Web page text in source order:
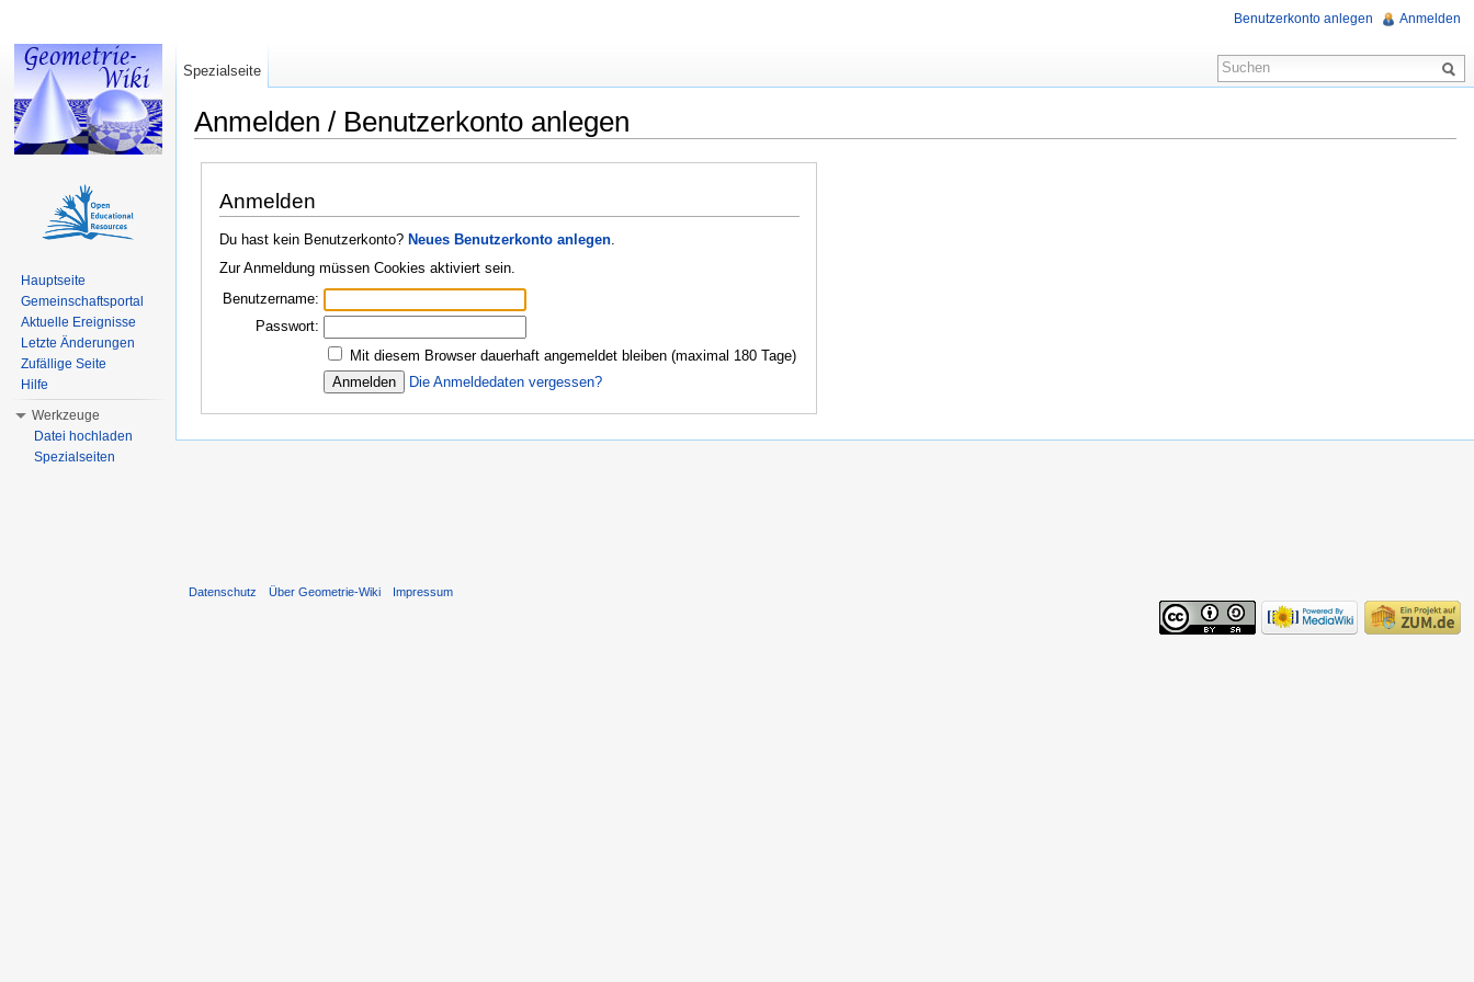
Anmelden / Benutzerkonto anlegen
Anmelden
Du hast kein Benutzerkonto? Neues Benutzerkonto anlegen.
Zur Anmeldung müssen Cookies aktiviert sein.
Benutzername:
Passwort:
Mit diesem Browser dauerhaft angemeldet bleiben (maximal 180 Tage)
Die Anmeldedaten vergessen?
Benutzerkonto anlegen Anmelden
Spezialseite
Hauptseite
Gemeinschaftsportal
Aktuelle Ereignisse
Letzte Änderungen
Zufällige Seite
Hilfe
Werkzeuge
Datei hochladen
Spezialseiten
Datenschutz Über Geometrie-Wiki Impressum